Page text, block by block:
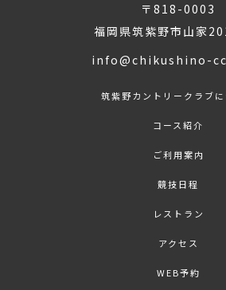
〒818-0003
福岡県筑紫野市山家
info@chikushino-
筑紫野カントリークラブに
コース紹介
ご利用案内
競技日程
レストラン
アクセス
WEB予約